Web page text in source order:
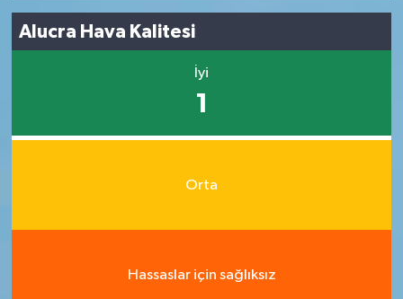
Alucra Hava Kalitesi
İyi
1
Orta
Hassaslar için sağlıksız